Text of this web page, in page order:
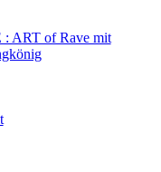
ART of Rave mit